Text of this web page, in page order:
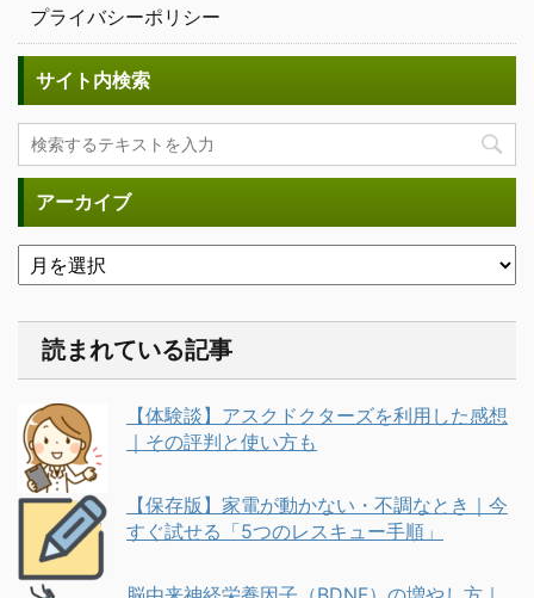
プライバシーポリシー
サイト内検索
アーカイブ
読まれている記事
【体験談】アスクドクターズを利用した感想
｜その評判と使い方も
【保存版】家電が動かない・不調なとき｜今
すぐ試せる「5つのレスキュー手順」